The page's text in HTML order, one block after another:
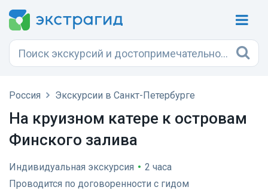
Россия Экскурсии в Санкт-Петербурге
На круизном катере к островам
Финского залива
Индивидуальная экскурсия • 2 часа
Проводится по договоренности с гидом